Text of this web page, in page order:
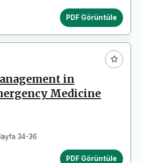
PDF Görüntüle
in
Medicine
34-36
PDF Görüntüle